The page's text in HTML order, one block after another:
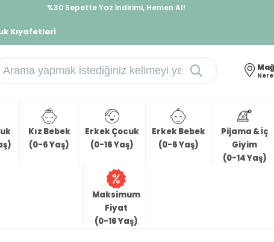
%30 Sepette Yaz İndirimi, Hemen Al!
Kıyafetleri
Kız Bebek
(0-6 Yaş)
Erkek Çocuk
(0-16 Yaş)
Erkek Bebek
(0-6 Yaş)
Pijama & İç
Giyim
(0-14 Yaş)
Maksimum
Fiyat
(0-16 Yaş)